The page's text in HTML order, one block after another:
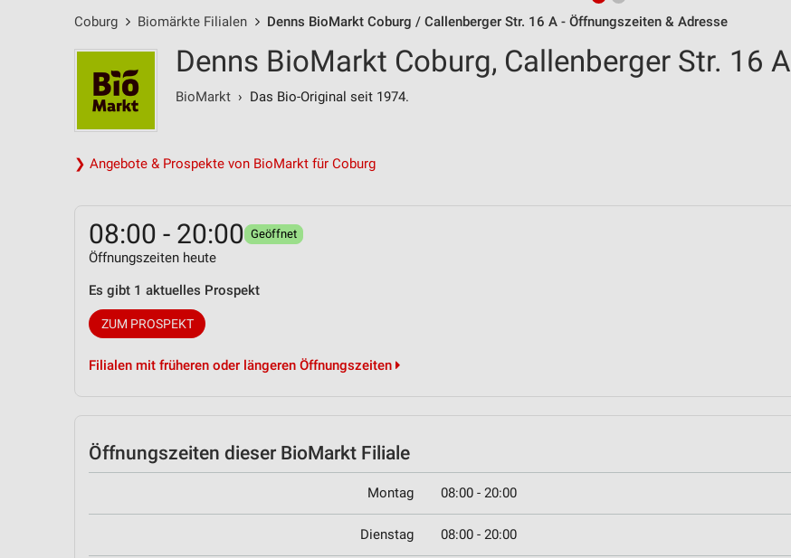
Coburg Biomärkte Filialen Denns BioMarkt Coburg / Callenberger Str. 16 A - Öffnungszeiten & Adresse
Denns BioMarkt Coburg, Callenberger Str. 16 A
BioMarkt › Das Bio-Original seit 1974.
❯ Angebote & Prospekte von BioMarkt für Coburg
08:00 - 20:00 Geöffnet
Öffnungszeiten heute
Es gibt 1 aktuelles Prospekt
ZUM PROSPEKT
Filialen mit früheren oder längeren Öffnungszeiten
Öffnungszeiten dieser BioMarkt Filiale
Montag 08:00 - 20:00
Dienstag 08:00 - 20:00